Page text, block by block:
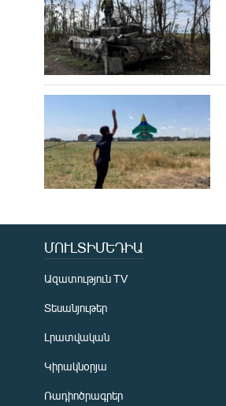
ՄՈՒԼՏԻՄԵԴԻԱ
Ազատություն TV
Տեսանյութեր
Լրատվական
Կիրակնօրյա
Ռադիոծրագրեր